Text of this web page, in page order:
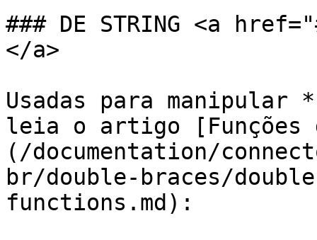
### DE STRING <a
</a>
Usadas para
leia o artigo [Funções
(/documentation/
br/double-braces/
functions.md):